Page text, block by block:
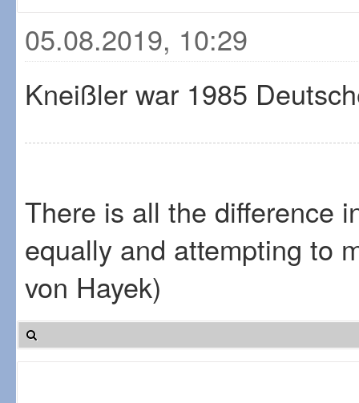
05.08.2019, 10:29
Kneißler war 1985
There is all the difference
equally and attempting to
von Hayek)